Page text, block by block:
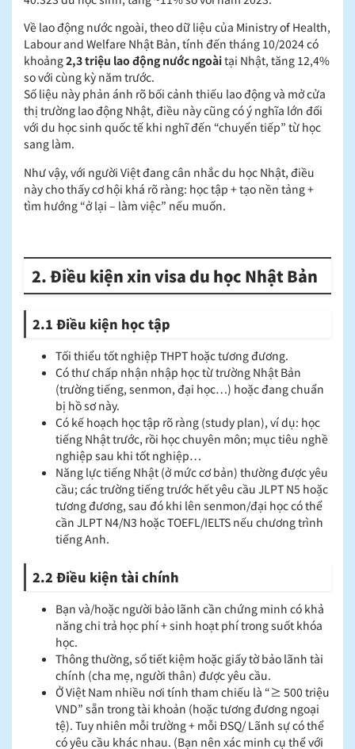
Về lao động nước ngoài, theo dữ liệu của Ministry of Health,
Labour and Welfare Nhật Bản, tính đến tháng 10/2024 có
khoảng2,3 triệu lao động nước ngoàitại Nhật, tăng 12,4%
so với cùng kỳ năm trước.
Số liệu này phản ánh rõ bối cảnh thiếu lao động và mở cửa
thị trường lao động Nhật, điều này cũng có ý nghĩa lớn đối
với du học sinh quốc tế khi nghĩ đến “chuyển tiếp” từ học
sang làm.
Như vậy, với người Việt đang cân nhắc du học Nhật, điều
này cho thấy cơ hội khá rõ ràng: học tập + tạo nền tảng +
tìm hướng “ở lại – làm việc” nếu muốn.
2. Điều kiện xin visa du học Nhật Bản
2.1 Điều kiện học tập
Tối thiểu tốt nghiệp THPT hoặc tương đương.
Có thư chấp nhận nhập học từ trường Nhật Bản
(trường tiếng, senmon, đại học…) hoặc đang chuẩn
bị hồ sơ này.
Có kế hoạch học tập rõ ràng (study plan), ví dụ: học
tiếng Nhật trước, rồi học chuyên môn; mục tiêu nghề
nghiệp sau khi tốt nghiệp…
Năng lực tiếng Nhật (ở mức cơ bản) thường được yêu
cầu; các trường tiếng trước hết yêu cầu JLPT N5 hoặc
tương đương, sau đó khi lên senmon/đại học có thể
cần JLPT N4/N3 hoặc TOEFL/IELTS nếu chương trình
tiếng Anh.
2.2 Điều kiện tài chính
Bạn và/hoặc người bảo lãnh cần chứng minh có khả
năng chi trả học phí + sinh hoạt phí trong suốt khóa
học.
Thông thường, sổ tiết kiệm hoặc giấy tờ bảo lãnh tài
chính (cha mẹ, người thân) được yêu cầu.
Ở Việt Nam nhiều nơi tính tham chiếu là “≥ 500 triệu
VND” sẵn trong tài khoản (hoặc tương đương ngoại
tệ). Tuy nhiên mỗi trường + mỗi ĐSQ/ Lãnh sự có thể
có yêu cầu khác nhau. (Bạn nên xác minh cụ thể với